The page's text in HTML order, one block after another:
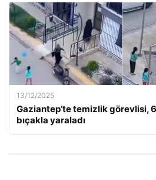
13/12/2025
Gaziantep’te temizlik görevlisi,
bıçakla yaraladı